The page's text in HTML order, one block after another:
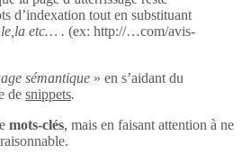
d’indexation tout en substituant
etc… . (ex: http://…com/avis-
sémantique » en s’aidant du
de snippets.
mots-clés, mais en faisant attention à ne